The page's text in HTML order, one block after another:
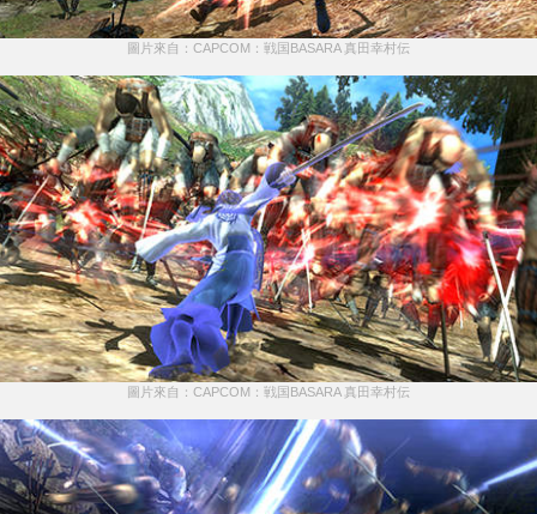
圖片來自：CAPCOM：戦国BASARA 真田幸村伝
圖片來自：CAPCOM：戦国BASARA 真田幸村伝